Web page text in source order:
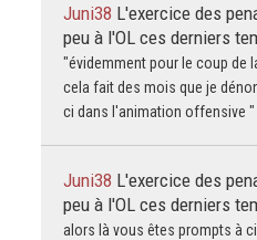
Juni38 L'exercice des
peu à l'OL ces derniers
"évidemment pour le coup de
cela fait des mois que je
ci dans l'animation offensive "
Juni38 L'exercice des
peu à l'OL ces derniers
alors là vous êtes prompts à